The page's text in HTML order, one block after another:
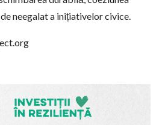
neegalat a inițiativelor civice.